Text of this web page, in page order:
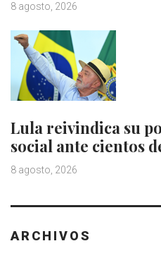
8 agosto, 2026
Lula reivindica su
social ante cientos
8 agosto, 2026
ARCHIVOS